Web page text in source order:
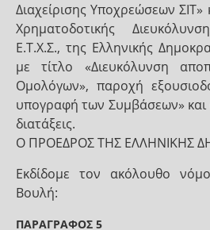
Διαχείρισης Υποχρεώσεων
Χρηµατοδοτικής
Ε.Τ.Χ.Σ., της Ελληνικής
µε τίτλο «Διευκόλυνση
Οµολόγων», παροχή
υπογραφή των Συµβάσεων» και
διατάξεις.
Ο ΠΡΟΕΔΡΟΣ ΤΗΣ ΕΛΛΗΝΙΚΗΣ
Εκδίδομε τον ακόλουθο
Βουλή:
ΠΑΡΑΓΡΑΦΟΣ 5